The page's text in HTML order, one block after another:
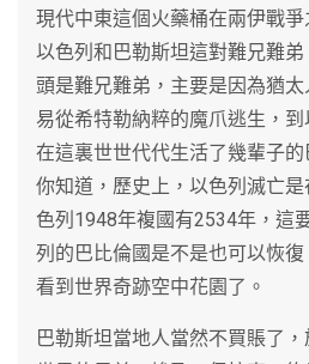
現代中東這個火藥桶在兩伊戰
以色列和巴勒斯坦這對難兄難
頭是難兄難弟，主要是因為猶
易從希特勒納粹的魔爪逃生，
在這裏世世代代生活了幾輩子的
你知道，歷史上，以色列滅亡
色列1948年複國有2534年，這
列的巴比倫國是不是也可以恢
看到世界奇跡空中花園了。
巴勒斯坦當地人當然不買賬了